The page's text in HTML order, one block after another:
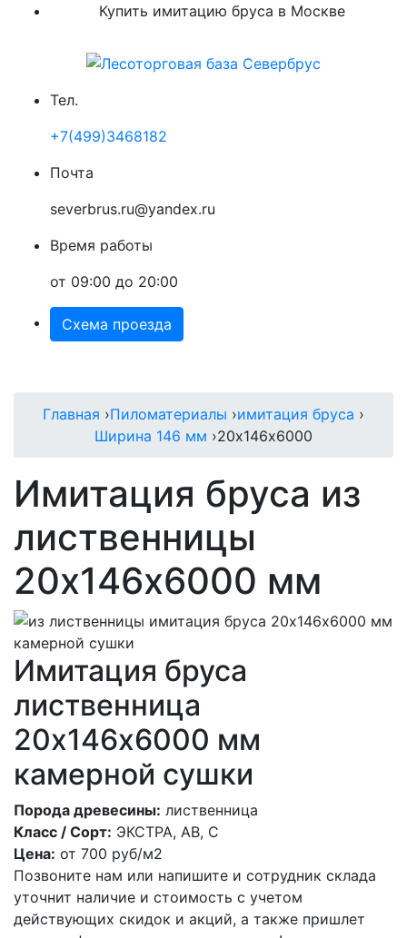
Купить имитацию бруса в Москве
Тел.
+7(499)3468182
Почта
severbrus.ru@yandex.ru
Время работы
от 09:00 до 20:00
Схема проезда
Главная ›Пиломатериалы ›имитация бруса ›
Ширина 146 мм ›20х146х6000
Имитация бруса из
лиственницы
20х146х6000 мм
Имитация бруса
лиственница
20х146х6000 мм
камерной сушки
Порода древесины: лиственница
Класс / Сорт: ЭКСТРА, АВ, С
Цена: от 700 руб/м2
Позвоните нам или напишите и сотрудник склада
уточнит наличие и стоимость с учетом
действующих скидок и акций, а также пришлет